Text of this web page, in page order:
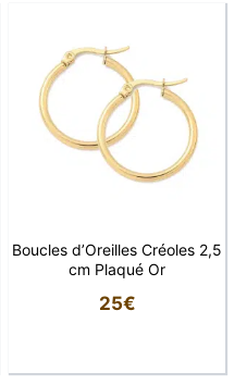
Boucles d’Oreilles Créoles 2,5
cm Plaqué Or
25€